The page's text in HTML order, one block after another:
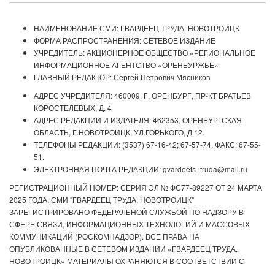
НАИМЕНОВАНИЕ СМИ: ГВАРДЕЕЦ ТРУДА. НОВОТРОИЦК
ФОРМА РАСПРОСТРАНЕНИЯ: СЕТЕВОЕ ИЗДАНИЕ
УЧРЕДИТЕЛЬ: АКЦИОНЕРНОЕ ОБЩЕСТВО «РЕГИОНАЛЬНОЕ
ИНФОРМАЦИОННОЕ АГЕНТСТВО «ОРЕНБУРЖЬЕ»
ГЛАВНЫЙ РЕДАКТОР: Сергей Петрович Мясников
АДРЕС УЧРЕДИТЕЛЯ: 460009, Г. ОРЕНБУРГ, ПР-КТ БРАТЬЕВ
КОРОСТЕЛЕВЫХ, Д. 4
АДРЕС РЕДАКЦИИ И ИЗДАТЕЛЯ: 462353, ОРЕНБУРГСКАЯ
ОБЛАСТЬ, Г.НОВОТРОИЦК, УЛ.ГОРЬКОГО, Д.12.
ТЕЛЕФОНЫ РЕДАКЦИИ: (3537) 67-16-42; 67-57-74. ФАКС: 67-55-
51.
ЭЛЕКТРОННАЯ ПОЧТА РЕДАКЦИИ: gvardeets_truda@mail.ru
РЕГИСТРАЦИОННЫЙ НОМЕР: СЕРИЯ ЭЛ № ФС77-89227 ОТ 24 МАРТА
2025 ГОДА. СМИ "ГВАРДЕЕЦ ТРУДА. НОВОТРОИЦК"
ЗАРЕГИСТРИРОВАНО ФЕДЕРАЛЬНОЙ СЛУЖБОЙ ПО НАДЗОРУ В
СФЕРЕ СВЯЗИ, ИНФОРМАЦИОННЫХ ТЕХНОЛОГИЙ И МАССОВЫХ
КОММУНИКАЦИЙ (РОСКОМНАДЗОР). ВСЕ ПРАВА НА
ОПУБЛИКОВАННЫЕ В СЕТЕВОМ ИЗДАНИИ «ГВАРДЕЕЦ ТРУДА.
НОВОТРОИЦК» МАТЕРИАЛЫ ОХРАНЯЮТСЯ В СООТВЕТСТВИИ С